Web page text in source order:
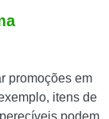
promoções em
itens de
podem